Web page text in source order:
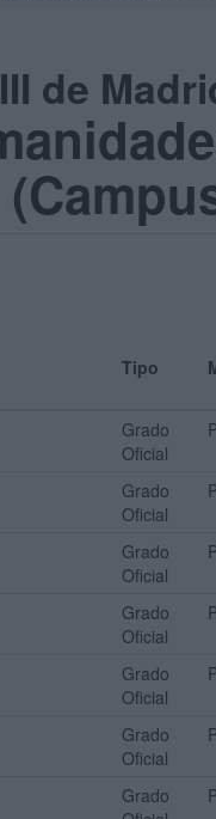
de
Tipo
Grado
Oficial
Grado
Oficial
Grado
Oficial
Grado
Oficial
Grado
Oficial
Grado
Oficial
Grado